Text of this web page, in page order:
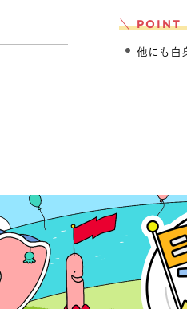
＼ POINT
他にも白